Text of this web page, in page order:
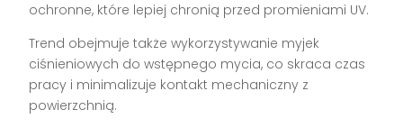
ochronne, które lepiej chronią przed promieniami UV.
Trend obejmuje także wykorzystywanie myjek
ciśnieniowych do wstępnego mycia, co skraca czas
pracy i minimalizuje kontakt mechaniczny z
powierzchnią.